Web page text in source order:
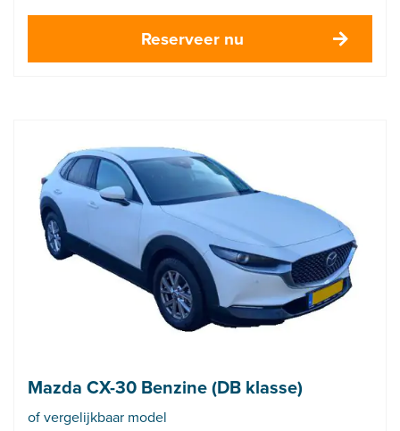
Reserveer nu
Mazda CX-30 Benzine (DB klasse)
of vergelijkbaar model